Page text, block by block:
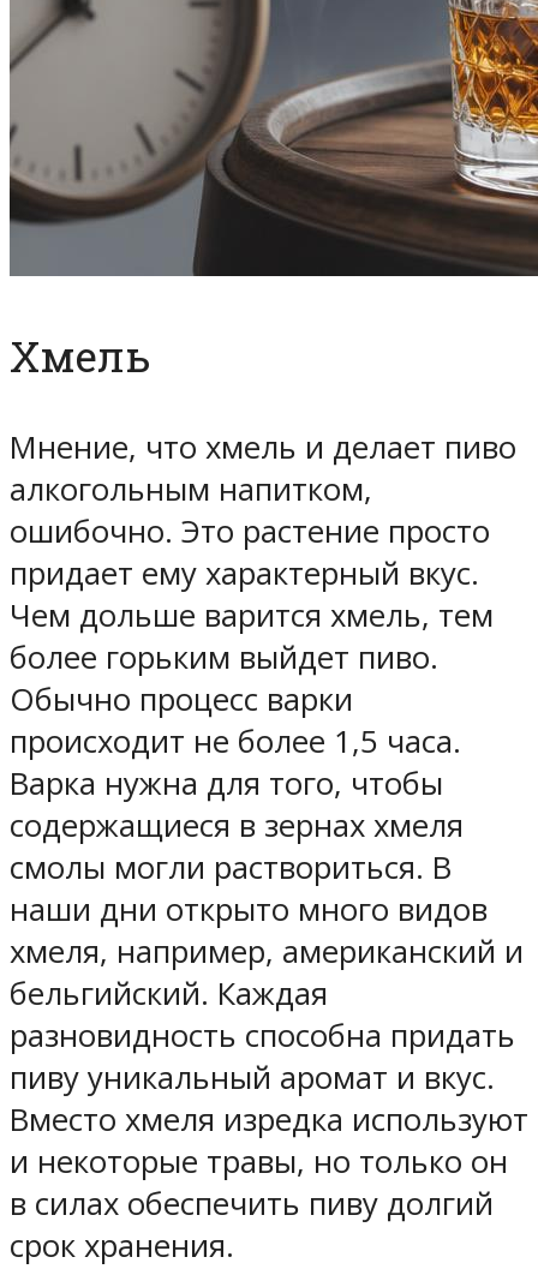
Хмель
Мнение, что хмель и делает пиво
алкогольным напитком,
ошибочно. Это растение просто
придает ему характерный вкус.
Чем дольше варится хмель, тем
более горьким выйдет пиво.
Обычно процесс варки
происходит не более 1,5 часа.
Варка нужна для того, чтобы
содержащиеся в зернах хмеля
смолы могли раствориться. В
наши дни открыто много видов
хмеля, например, американский и
бельгийский. Каждая
разновидность способна придать
пиву уникальный аромат и вкус.
Вместо хмеля изредка используют
и некоторые травы, но только он
в силах обеспечить пиву долгий
срок хранения.